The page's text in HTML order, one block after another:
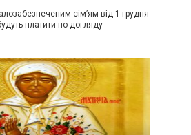
сім’ям від 1 грудня
платити по догляду